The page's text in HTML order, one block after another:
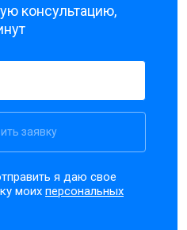
консультацию,
заявку
я даю свое
моихперсональных